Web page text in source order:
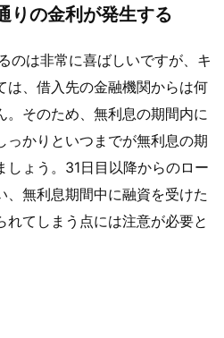
りの金利が発生する
のは非常に喜ばしいですが、キ
は、借入先の金融機関からは何
。そのため、無利息の期間内に
っかりといつまでが無利息の期
しょう。31日目以降からのロー
、無利息期間中に融資を受けた
てしまう点には注意が必要と